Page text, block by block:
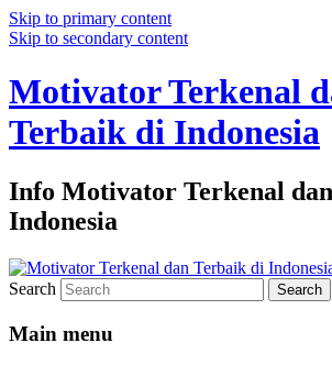
Skip to primary content
Skip to secondary content
Motivator Terkenal
Terbaik di Indonesia
Info Motivator Terkenal
Indonesia
Search
Main menu